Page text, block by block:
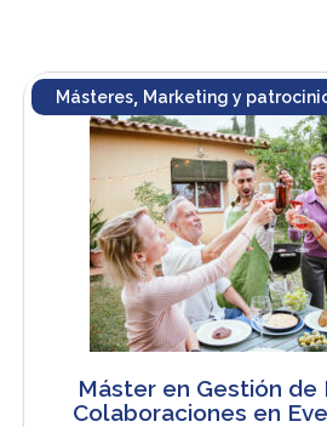
Másteres Marketing y
Máster en Gestión de
Colaboraciones en